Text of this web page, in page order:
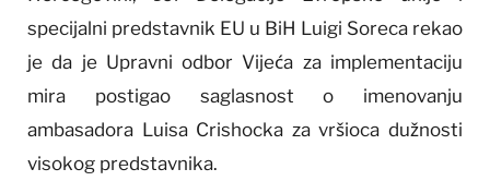
specijalni predstavnik EU u BiH Luigi Soreca rekao
je da je Upravni odbor Vijeća za implementaciju
mira postigao saglasnost o imenovanju
ambasadora Luisa Crishocka za vršioca dužnosti
visokog predstavnika.